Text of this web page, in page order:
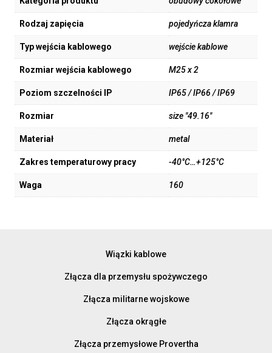
Rodzaj zapięcia pojedyńcza klamra
Typ wejścia kablowego wejście kablowe
Rozmiar wejścia kablowego M25 x 2
Poziom szczelności IP IP65 / IP66 / IP69
Rozmiar size "49.16"
Materiał metal
Zakres temperaturowy pracy -40°C…+125°C
Waga 160
Wiązki kablowe
Złącza dla przemysłu spożywczego
Złącza militarne wojskowe
Złącza okrągłe
Złącza przemysłowe Provertha